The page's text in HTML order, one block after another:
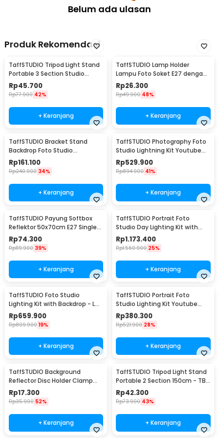
Belum ada ulasan
Produk Rekomendasi
TaffSTUDIO Tripod Light Stand
Portable 3 Section Studio
Lighting 2M - SN303
Rp45.700
Rp77.900 42%
+ Keranjang
TaffSTUDIO Lamp Holder
Lampu Foto Soket E27 dengan
Dudukan Payung Kabel 1.6M -
HQ-DZ001
Rp26.300
Rp49.900 48%
+ Keranjang
TaffSTUDIO Bracket Stand
Backdrop Foto Studio
190x300cm - BS-300
Rp161.100
Rp240.900 34%
+ Keranjang
TaffSTUDIO Photography Foto
Studio Lightning Kit Youtube
Vlog - D-HZ7
Rp529.900
Rp894.900 41%
+ Keranjang
TaffSTUDIO Payung Softbox
Reflektor 50x70cm E27 Single
Socket - CL-RT50
Rp74.300
Rp119.900 39%
+ Keranjang
TaffSTUDIO Portrait Foto
Studio Day Lighting Kit with
Backdrop - LD-TZ25
Rp1.173.400
Rp1.560.900 25%
+ Keranjang
TaffSTUDIO Foto Studio
Lighting Kit with Backdrop - LD-
TZ11A
Rp659.900
Rp809.900 19%
+ Keranjang
TaffSTUDIO Portrait Foto
Studio Lighting Kit Youtube
Vlog - LD-TZ07A
Rp380.300
Rp521.900 28%
+ Keranjang
TaffSTUDIO Background
Reflector Disc Holder Clamp
Klip Reflektor - QM3622
Rp17.300
Rp35.900 52%
+ Keranjang
TaffSTUDIO Tripod Light Stand
Portable 2 Section 150cm - TB-
037
Rp42.300
Rp73.900 43%
+ Keranjang